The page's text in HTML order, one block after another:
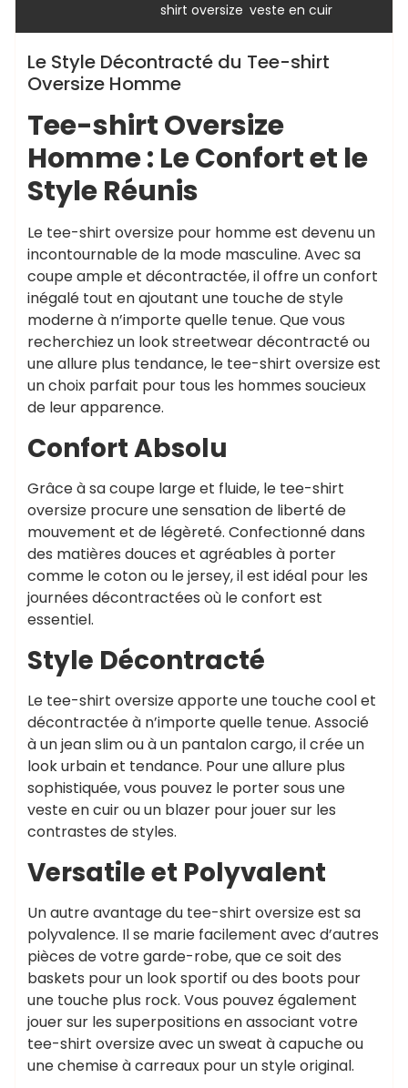
shirt oversize veste en cuir
Le Style Décontracté du Tee-shirt
Oversize Homme
Tee-shirt Oversize
Homme : Le Confort et le
Style Réunis
Le tee-shirt oversize pour homme est devenu un
incontournable de la mode masculine. Avec sa
coupe ample et décontractée, il offre un confort
inégalé tout en ajoutant une touche de style
moderne à n’importe quelle tenue. Que vous
recherchiez un look streetwear décontracté ou
une allure plus tendance, le tee-shirt oversize est
un choix parfait pour tous les hommes soucieux
de leur apparence.
Confort Absolu
Grâce à sa coupe large et fluide, le tee-shirt
oversize procure une sensation de liberté de
mouvement et de légèreté. Confectionné dans
des matières douces et agréables à porter
comme le coton ou le jersey, il est idéal pour les
journées décontractées où le confort est
essentiel.
Style Décontracté
Le tee-shirt oversize apporte une touche cool et
décontractée à n’importe quelle tenue. Associé
à un jean slim ou à un pantalon cargo, il crée un
look urbain et tendance. Pour une allure plus
sophistiquée, vous pouvez le porter sous une
veste en cuir ou un blazer pour jouer sur les
contrastes de styles.
Versatile et Polyvalent
Un autre avantage du tee-shirt oversize est sa
polyvalence. Il se marie facilement avec d’autres
pièces de votre garde-robe, que ce soit des
baskets pour un look sportif ou des boots pour
une touche plus rock. Vous pouvez également
jouer sur les superpositions en associant votre
tee-shirt oversize avec un sweat à capuche ou
une chemise à carreaux pour un style original.